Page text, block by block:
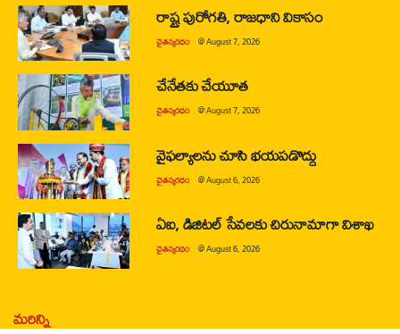
రాష్ట్ర పురోగతి, రాజధాని వికాసం
చైతన్యరధం @August 7, 2026
చేనేతకు చేయూత
చైతన్యరధం @August 7, 2026
వైఫల్యాలను చూసి భయపడొద్దు
చైతన్యరధం @August 6, 2026
ఏఐ, డిజిటల్ సేవలకు చిరునామాగా విశాఖ
చైతన్యరధం @August 6, 2026
మరిన్ని